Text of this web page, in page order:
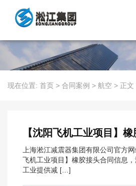
现在位置: 首页 > 合同案例 > 航空 > 正文
【沈阳飞机工业项目】
上海淞江减震器集团有限公司官方
飞机工业项目】橡胶接头合同信息
工业提供减 […]